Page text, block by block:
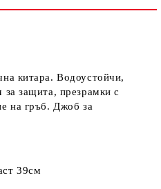
китара. Водоустойчи,
защита, презрамки с
на гръб. Джоб за
39см